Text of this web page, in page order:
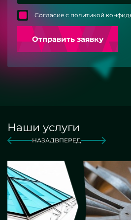
Согласие с политикой
Отправить заявку
Наши услуги
НАЗАДВПЕРЕД